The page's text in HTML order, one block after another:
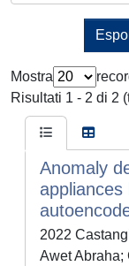
Mostra
Risultati 1 - 2 di 2
Anomaly
appliances
2022
Awet Abraha;